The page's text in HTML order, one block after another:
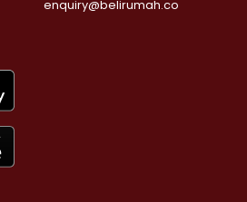
enquiry@belirumah.co